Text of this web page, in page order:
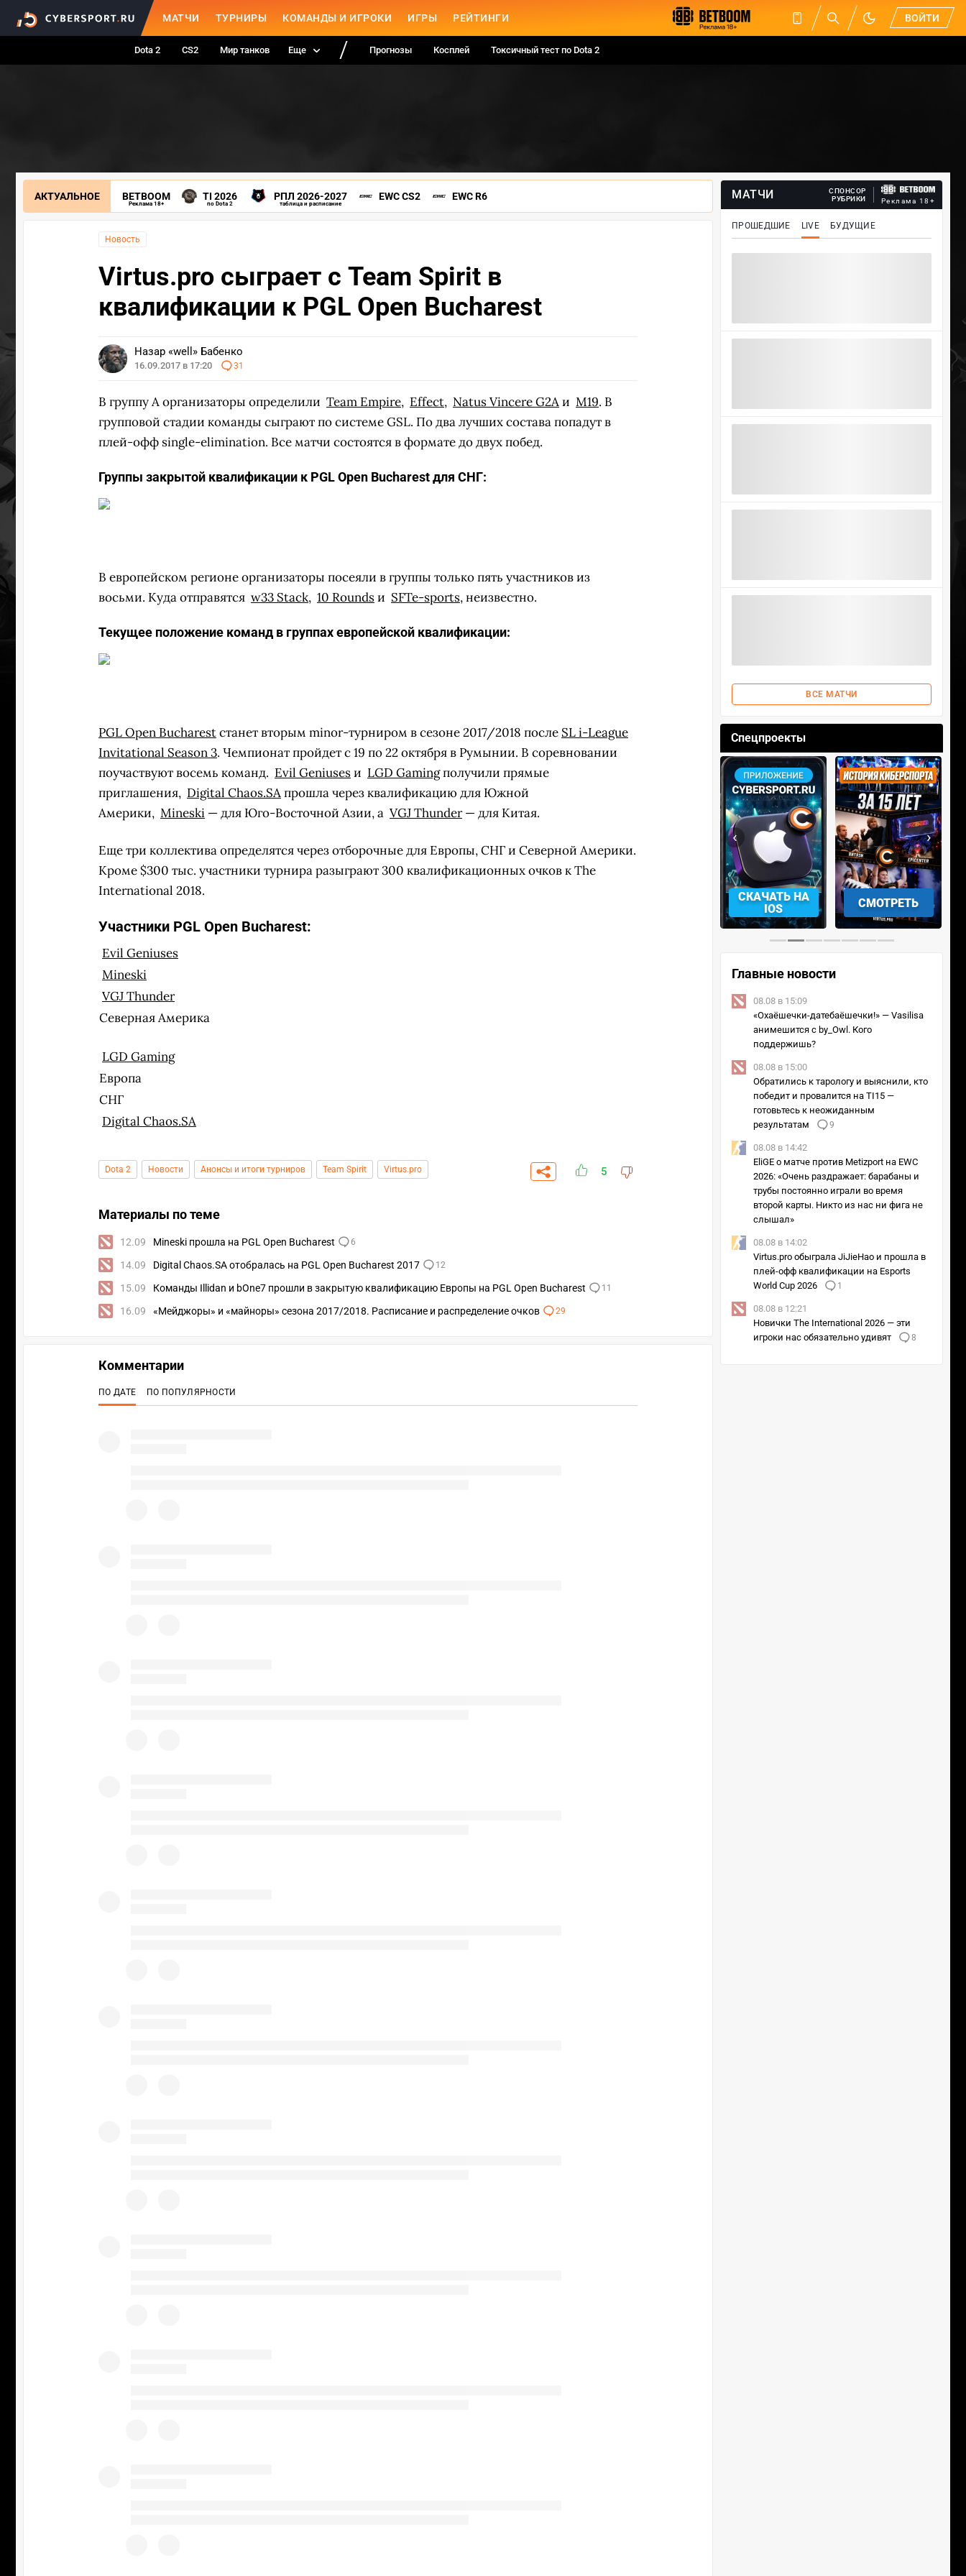
МАТЧИ ТУРНИРЫ КОМАНДЫ И ИГРОКИ ИГРЫ РЕЙТИНГИ ВОЙТИ
Dota 2 CS2 Мир танков Еще Прогнозы Косплей Токсичный тест по Dota 2
АКТУАЛЬНОЕ BETBOOM
Реклама 18+
TI 2026
по Dota 2
РПЛ 2026-2027
таблица и расписание
EWC CS2 EWC R6
Новость
Virtus.pro сыграет с Team Spirit в
квалификации к PGL Open Bucharest
Назар «well» Бабенко
16.09.2017 в 17:20 31
В группу А организаторы определили Team Empire, Effect, Natus Vincere G2Aи M19. В
групповой стадии команды сыграют по системе GSL. По два лучших состава попадут в
плей-офф single-elimination. Все матчи состоятся в формате до двух побед.
Группы закрытой квалификации к PGL Open Bucharest для СНГ:
В европейском регионе организаторы посеяли в группы только пять участников из
восьми. Куда отправятся w33 Stack, 10 Roundsи SFTe-sports, неизвестно.
Текущее положение команд в группах европейской квалификации:
PGL Open Bucharestстанет вторым minor-турниром в сезоне 2017/2018 после SL i-League
Invitational Season 3. Чемпионат пройдет с 19 по 22 октября в Румынии. В соревновании
поучаствуют восемь команд. Evil Geniusesи LGD Gamingполучили прямые
приглашения, Digital Chaos.SAпрошла через квалификацию для Южной
Америки, Mineski — для Юго-Восточной Азии, а VGJ Thunder— для Китая.
Еще три коллектива определятся через отборочные для Европы, СНГ и Северной Америки.
Кроме $300 тыс. участники турнира разыграют 300 квалификационных очков к The
International 2018.
Участники PGL Open Bucharest:
Evil Geniuses
Mineski
VGJ Thunder
Северная Америка
LGD Gaming
Европа
СНГ
Digital Chaos.SA
Dota 2 Новости Анонсы и итоги турниров Team Spirit Virtus.pro 5
Материалы по теме
12.09 Mineski прошла на PGL Open Bucharest 6
14.09 Digital Chaos.SA отобралась на PGL Open Bucharest 2017 12
15.09 Команды Illidan и bOne7 прошли в закрытую квалификацию Европы на PGL Open Bucharest 11
16.09 «Мейджоры» и «майноры» сезона 2017/2018. Расписание и распределение очков 29
МАТЧИ
СПОНСОР
РУБРИКИ
Реклама 18+
ПРОШЕДШИЕ LIVE БУДУЩИЕ
ВСЕ МАТЧИ
Спецпроекты
СМОТРЕТЬ УЧАСТВОВАТЬ
‹ ›
Главные новости
08.08 в 15:09
«Охаёшечки-датебаёшечки!» — Vasilisa
анимешится с by_Owl. Кого
поддержишь?
08.08 в 15:00
Обратились к тарологу и выяснили, кто
победит и провалится на TI15 —
готовьтесь к неожиданным
результатам
9
08.08 в 14:42
EliGE о матче против Metizport на EWC
2026: «Очень раздражает: барабаны и
трубы постоянно играли во время
второй карты. Никто из нас ни фига не
слышал»
08.08 в 14:02
Virtus.pro обыграла JiJieHao и прошла в
плей-офф квалификации на Esports
World Cup 2026
1
08.08 в 12:21
Новички The International 2026 — эти
игроки нас обязательно удивят
8
Комментарии
ПО ДАТЕ ПО ПОПУЛЯРНОСТИ